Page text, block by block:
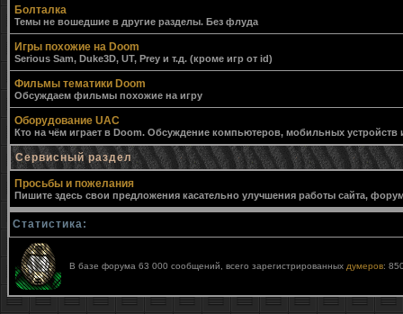
Болталка
Темы не вошедшие в другие разделы. Без флуда
Игры похожие на Doom
Serious Sam, Duke3D, UT, Prey и т.д. (кроме игр от id)
Фильмы тематики Doom
Обсуждаем фильмы похожие на игру
Оборудование UAC
Кто на чём играет в Doom. Обсуждение компьютеров, мобильных устройств
Сервисный раздел
Просьбы и пожелания
Пишите здесь свои предложения касательно улучшения работы сайта,
Статистика:
В базе форума 63 000 сообщений, всего зарегистрированных думеров: